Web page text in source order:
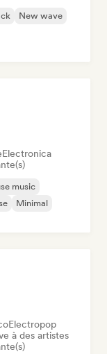
New wave
Electronica
music
Minimal
Electropop
à des artistes